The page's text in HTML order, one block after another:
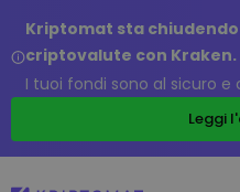
Kriptomat sta
criptovalute con Kraken.
I tuoi fondi sono al sicuro
Leggi